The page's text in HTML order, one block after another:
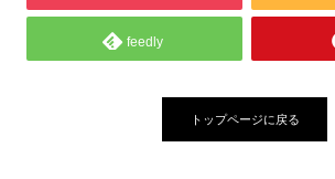
feedly
トップページに戻る